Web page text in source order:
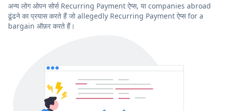
अन्य लोग ओपन सोर्स Recurring Payment ऐप्स, या companies abroad
ढूंढने का प्रयास करते हैं जो allegedly Recurring Payment ऐप्स for a
bargain ऑफ़र करते हैं।